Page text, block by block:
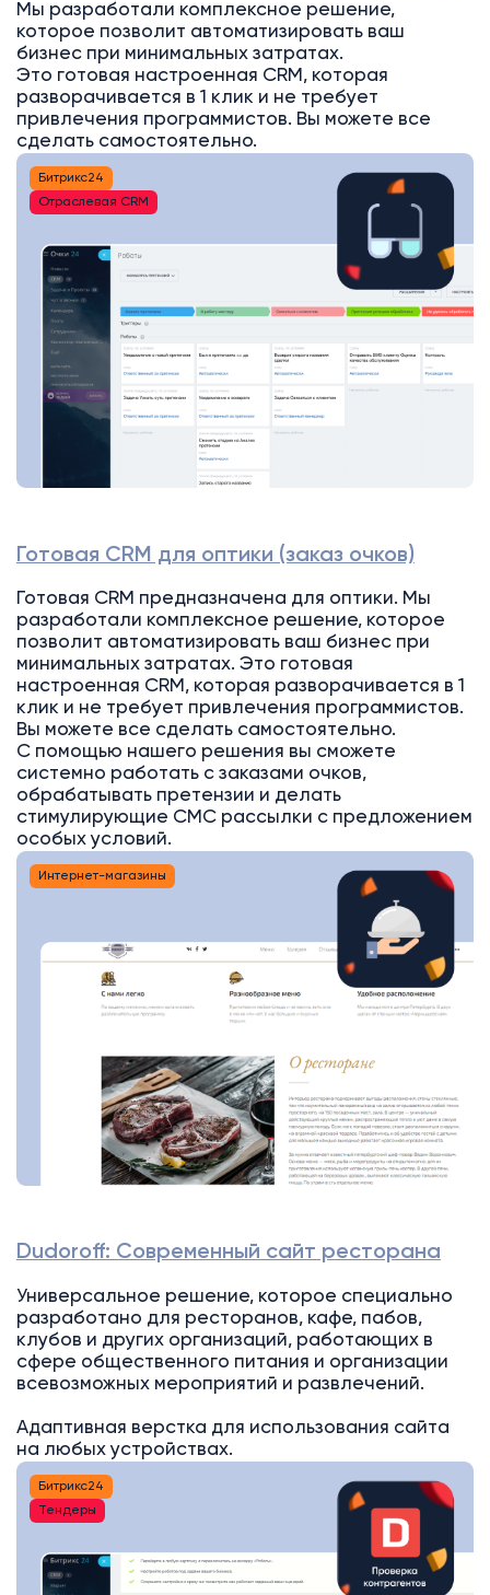
Мы разработали комплексное решение,
которое позволит автоматизировать ваш
бизнес при минимальных затратах.
Это готовая настроенная CRM, которая
разворачивается в 1 клик и не требует
привлечения программистов. Вы можете все
сделать самостоятельно.
Битрикс24
Отраслевая CRM
Готовая CRM для оптики (заказ очков)
Готовая CRM предназначена для оптики. Мы
разработали комплексное решение, которое
позволит автоматизировать ваш бизнес при
минимальных затратах. Это готовая
настроенная CRM, которая разворачивается в 1
клик и не требует привлечения программистов.
Вы можете все сделать самостоятельно.
С помощью нашего решения вы сможете
системно работать с заказами очков,
обрабатывать претензии и делать
стимулирующие СМС рассылки с предложением
особых условий.
Интернет-магазины
Dudoroff: Современный сайт ресторана
Универсальное решение, которое специально
разработано для ресторанов, кафе, пабов,
клубов и других организаций, работающих в
сфере общественного питания и организации
всевозможных мероприятий и развлечений.
Адаптивная верстка для использования сайта
на любых устройствах.
Битрикс24
Тендеры